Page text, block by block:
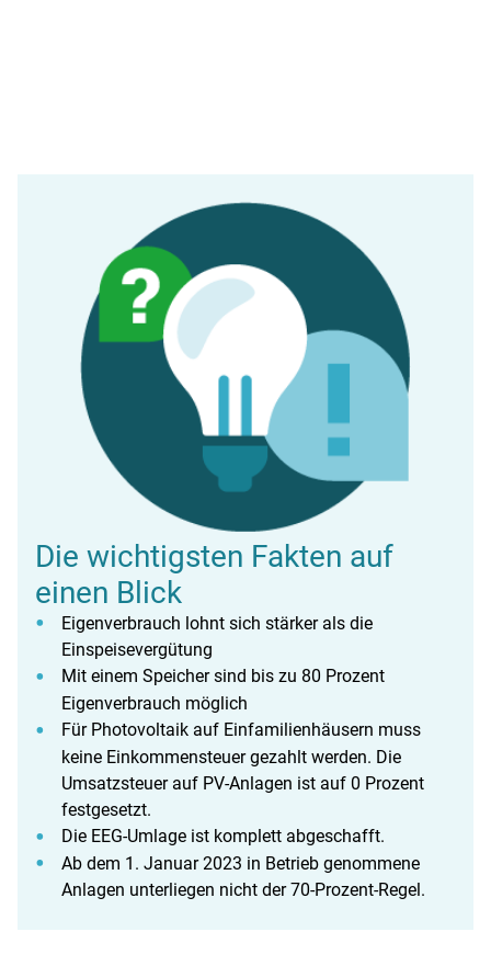
Die wichtigsten Fakten auf
einen Blick
Eigenverbrauch lohnt sich stärker als die
Einspeisevergütung
Mit einem Speicher sind bis zu 80 Prozent
Eigenverbrauch möglich
Für Photovoltaik auf Einfamilienhäusern muss
keine Einkommensteuer gezahlt werden. Die
Umsatzsteuer auf PV-Anlagen ist auf 0 Prozent
festgesetzt.
Die EEG-Umlage ist komplett abgeschafft.
Ab dem 1. Januar 2023 in Betrieb genommene
Anlagen unterliegen nicht der 70-Prozent-Regel.